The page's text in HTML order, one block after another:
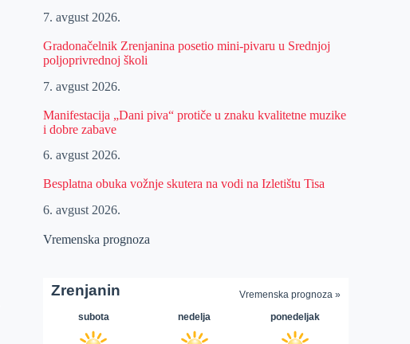
7. avgust 2026.
Gradonačelnik Zrenjanina posetio mini-pivaru u Srednjoj
poljoprivrednoj školi
7. avgust 2026.
Manifestacija „Dani piva“ protiče u znaku kvalitetne muzike
i dobre zabave
6. avgust 2026.
Besplatna obuka vožnje skutera na vodi na Izletištu Tisa
6. avgust 2026.
Vremenska prognoza